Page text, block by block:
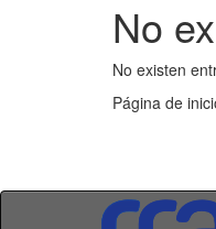
No
No existen
Página de